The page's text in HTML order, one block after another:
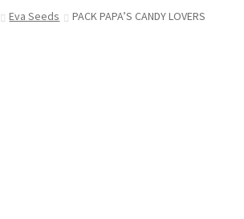
Eva Seeds PACK PAPA’S CANDY LOVERS